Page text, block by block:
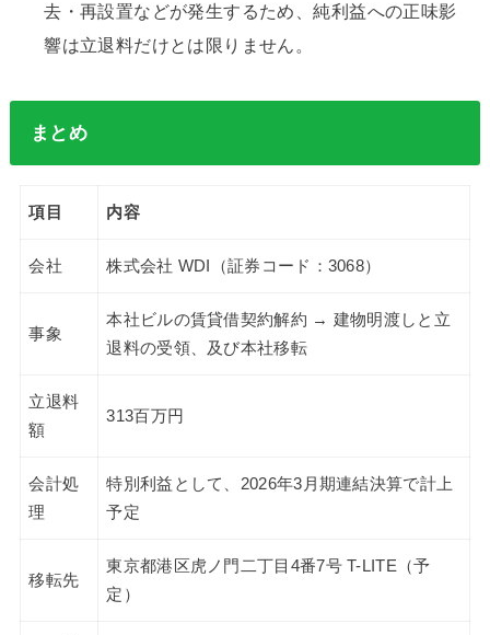
去・再設置などが発生するため、純利益への正味影
響は立退料だけとは限りません。
まとめ
項目 内容
会社 株式会社 WDI（証券コード：3068）
事象
本社ビルの賃貸借契約解約 → 建物明渡しと立
退料の受領、及び本社移転
立退料
額
313百万円
会計処
理
特別利益として、2026年3月期連結決算で計上
予定
移転先
東京都港区虎ノ門二丁目4番7号 T-LITE（予
定）